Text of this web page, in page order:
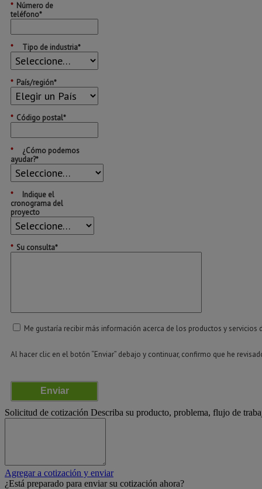
* Número de
teléfono*
* Tipo de industria*
* País/región*
* Código postal*
*
¿Cómo podemos
ayudar?*
*
Indique el
cronograma del
proyecto
* Su consulta*
Me gustaría recibir más información acerca de los productos y
Al hacer clic en el botón “Enviar” debajo y continuar, confirmo que he
Enviar
Solicitud de cotización Describa su producto, problema, flujo de
Agregar a cotización y enviar
¿Está preparado para enviar su cotización ahora?